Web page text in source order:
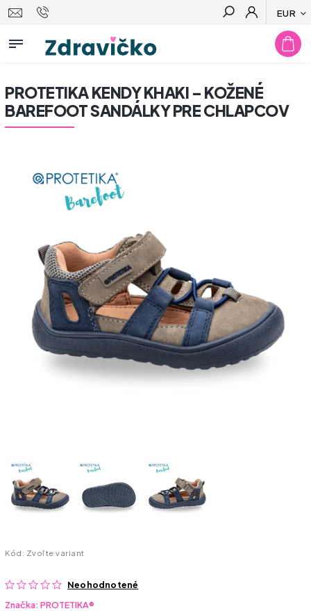
EUR
Hľadať
PROTETIKA KENDY KHAKI – KOŽENÉ
BAREFOOT SANDÁLKY PRE CHLAPCOV
Kód: Zvoľte variant
Neohodnotené
Značka:PROTETIKA®